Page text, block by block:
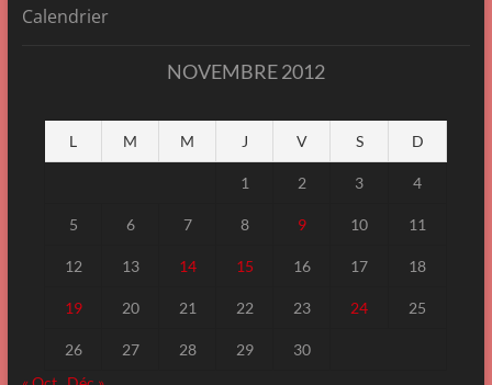
Calendrier
NOVEMBRE 2012
L M M J V S D
1 2 3 4
5 6 7 8 9 10 11
12 13 14 15 16 17 18
19 20 21 22 23 24 25
26 27 28 29
30